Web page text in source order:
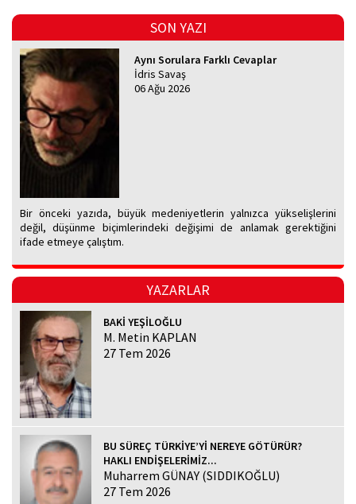
SON YAZI
Aynı Sorulara Farklı Cevaplar
İdris Savaş
06 Ağu 2026
Bir önceki yazıda, büyük medeniyetlerin yalnızca yükselişlerini
değil, düşünme biçimlerindeki değişimi de anlamak gerektiğini
ifade etmeye çalıştım.
YAZARLAR
BAKİ YEŞİLOĞLU
M. Metin KAPLAN
27 Tem 2026
BU SÜREÇ TÜRKİYE’Yİ NEREYE GÖTÜRÜR?
HAKLI ENDİŞELERİMİZ...
Muharrem GÜNAY (SIDDIKOĞLU)
27 Tem 2026